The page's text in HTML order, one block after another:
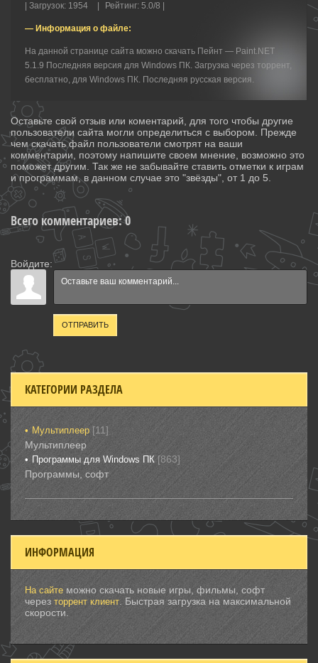
Загрузок: 1954 Рейтинг: 5.0/8 |
— Информация о файле:
На данной странице сайта можно скачать Пейнт — Paint.NET
5.1.9 Последняя версия для Windows ПК. Загрузка через торрент,
бесплатно, для Windows ПК. Последняя русская версия.
Оставьте свой отзыв или коментарий, для того чтобы другие
пользователи сайта могли определиться с выбором. Прежде
чем скачать файл пользователи смотрят на ваши
комментарии, поэтому напишите своем мнение, возможно это
поможет другим. Так же не забывайте ставить отметки к играм
и программам, в данном случае это "звёзды", от 1 до 5.
Всего комментариев:0
Войдите:
ОТПРАВИТЬ
КАТЕГОРИИ РАЗДЕЛА
Мультиплеер [11]
Мультиплеер
Программы для Windows ПК [863]
Программы, софт
ИНФОРМАЦИЯ
На сайте можно скачать новые игры, фильмы, софт
через торрент клиент . Быстрая загрузка на максимальной
скорости.